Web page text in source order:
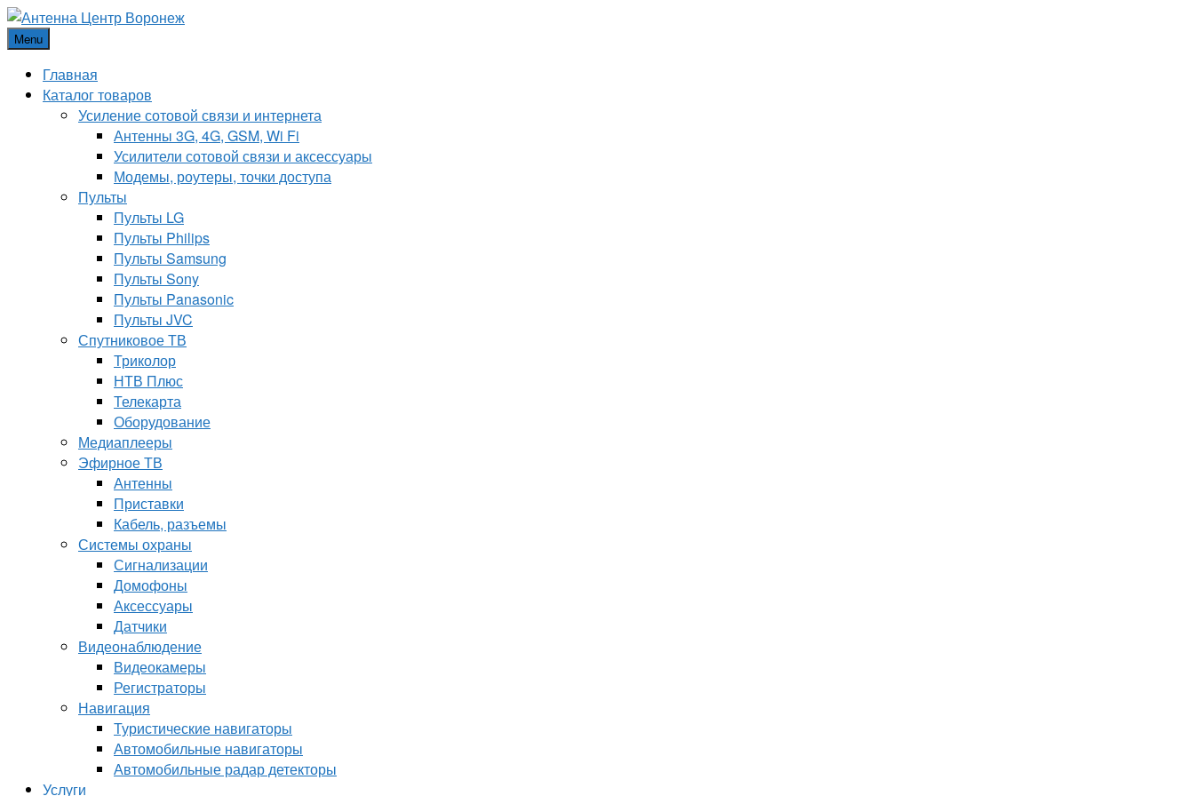
Menu
Главная
Каталог товаров
Усиление сотовой связи и интернета
Антенны 3G, 4G, GSM, Wi Fi
Усилители сотовой связи и аксессуары
Модемы, роутеры, точки доступа
Пульты
Пульты LG
Пульты Philips
Пульты Samsung
Пульты Sony
Пульты Panasonic
Пульты JVC
Спутниковое ТВ
Триколор
НТВ Плюс
Телекарта
Оборудование
Медиаплееры
Эфирное ТВ
Антенны
Приставки
Кабель, разъемы
Системы охраны
Сигнализации
Домофоны
Аксессуары
Датчики
Видеонаблюдение
Видеокамеры
Регистраторы
Навигация
Туристические навигаторы
Автомобильные навигаторы
Автомобильные радар детекторы
Услуги